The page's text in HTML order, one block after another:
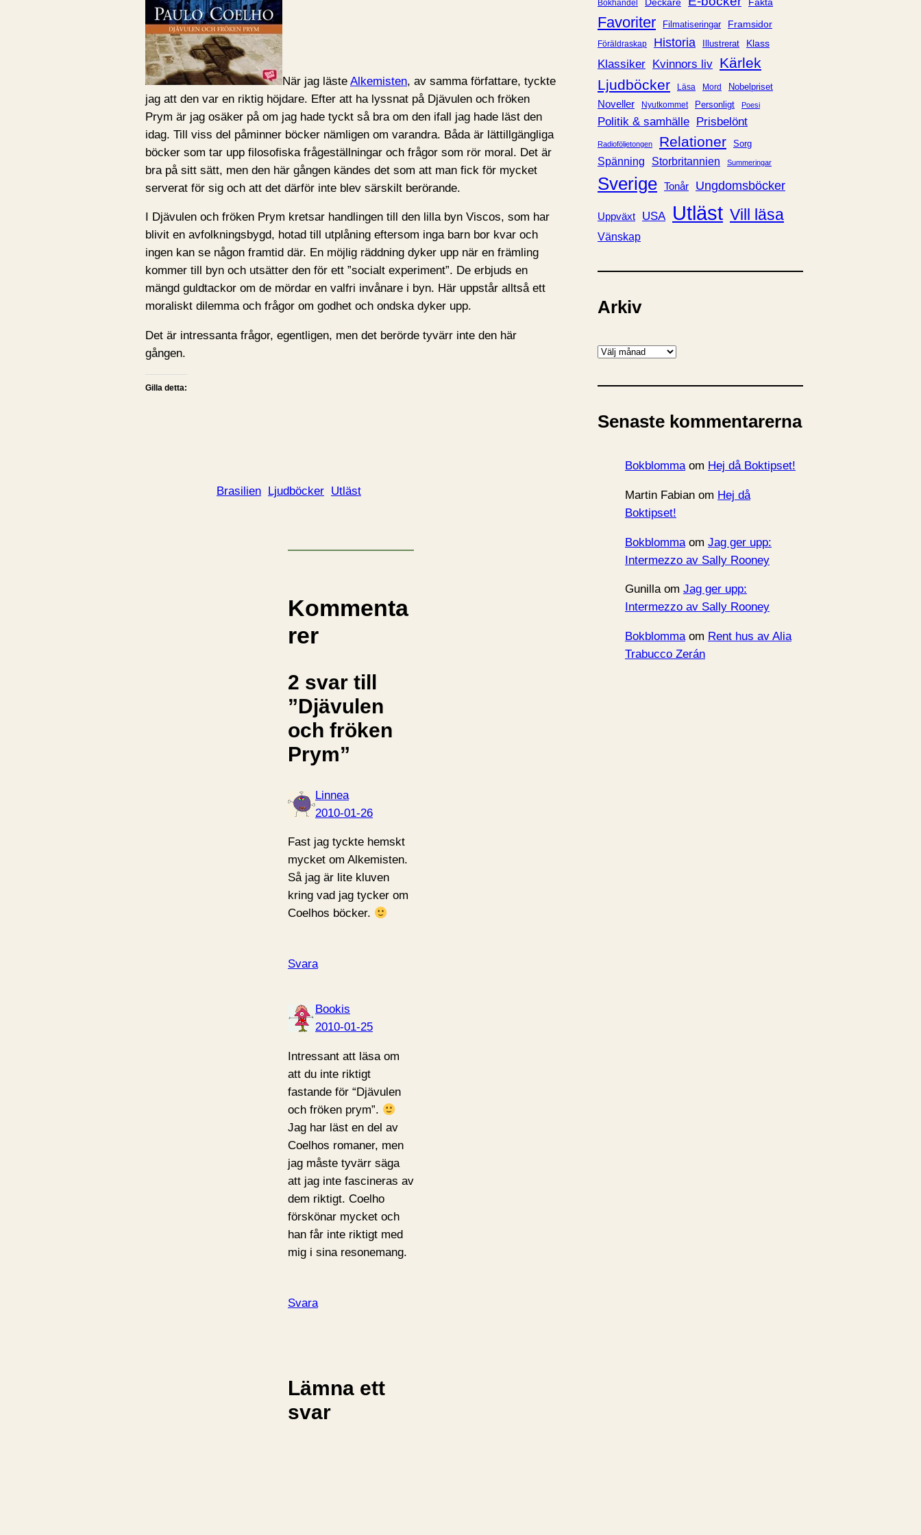
När jag läste Alkemisten, av samma författare, tyckte
jag att den var en riktig höjdare. Efter att ha lyssnat på Djävulen och fröken
Prym är jag osäker på om jag hade tyckt så bra om den ifall jag hade läst den
idag. Till viss del påminner böcker nämligen om varandra. Båda är lättillgängliga
böcker som tar upp filosofiska frågeställningar och frågor som rör moral. Det är
bra på sitt sätt, men den här gången kändes det som att man fick för mycket
serverat för sig och att det därför inte blev särskilt berörande.
I Djävulen och fröken Prym kretsar handlingen till den lilla byn Viscos, som har
blivit en avfolkningsbygd, hotad till utplåning eftersom inga barn bor kvar och
ingen kan se någon framtid där. En möjlig räddning dyker upp när en främling
kommer till byn och utsätter den för ett ”socialt experiment”. De erbjuds en
mängd guldtackor om de mördar en valfri invånare i byn. Här uppstår alltså ett
moraliskt dilemma och frågor om godhet och ondska dyker upp.
Det är intressanta frågor, egentligen, men det berörde tyvärr inte den här
gången.
Gilla detta:
Brasilien Ljudböcker Utläst
Kommenta
rer
2 svar till
”Djävulen
och fröken
Prym”
Linnea
2010-01-26
Fast jag tyckte hemskt
mycket om Alkemisten.
Så jag är lite kluven
kring vad jag tycker om
Coelhos böcker.
Svara
Bookis
2010-01-25
Intressant att läsa om
att du inte riktigt
fastande för “Djävulen
och fröken prym”.
Jag har läst en del av
Coelhos romaner, men
jag måste tyvärr säga
att jag inte fascineras av
dem riktigt. Coelho
förskönar mycket och
han får inte riktigt med
mig i sina resonemang.
Svara
Lämna ett
svar
e
r
Bokhandel
Favoriter Filmatiseringar Framsidor
Föräldraskap Historia Illustrerat Klass
Klassiker Kvinnors liv Kärlek
Ljudböcker
Läsa Mord Nobelpriset
Noveller Nyutkommet Personligt Poesi
Politik & samhälle Prisbelönt
Radioföljetongen Relationer Sorg
Spänning Storbritannien Summeringar
Sverige Tonår Ungdomsböcker
Uppväxt USA Utläst Vill läsa
Vänskap
Arkiv
A
k
v
Senaste kommentarerna
Bokblommaom Hej då Boktipset!
Martin Fabian om Hej då
Boktipset!
Bokblomma om Jag ger upp:
Intermezzo av Sally Rooney
Gunillaom Jag ger upp:
Intermezzo av Sally Rooney
Bokblommaom Rent hus av Alia
Trabucco Zerán